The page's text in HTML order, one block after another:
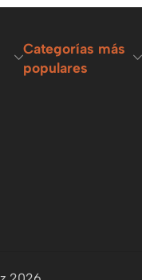
Categorías más
populares